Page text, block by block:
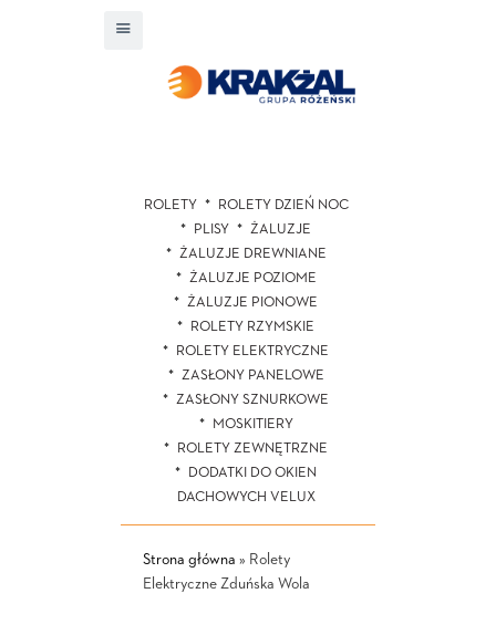
ROLETY
ROLETY DZIEŃ NOC
PLISY
ŻALUZJE
ŻALUZJE DREWNIANE
ŻALUZJE POZIOME
ŻALUZJE PIONOWE
ROLETY RZYMSKIE
ROLETY ELEKTRYCZNE
ZASŁONY PANELOWE
ZASŁONY SZNURKOWE
MOSKITIERY
ROLETY ZEWNĘTRZNE
DODATKI DO OKIEN
DACHOWYCH VELUX
Strona główna » Rolety
Elektryczne Zduńska Wola